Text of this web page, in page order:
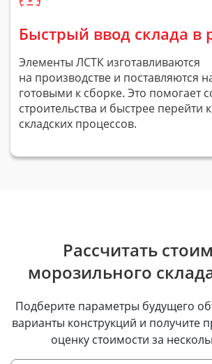
Быстрый ввод склада в
Элементы ЛСТК изготавливаются
на производстве и поставляются
готовыми к сборке. Это помогает
строительства и быстрее перейти
складских процессов.
Рассчитать
морозильного
Подберите параметры будущего
варианты конструкций и получите
оценку стоимости за